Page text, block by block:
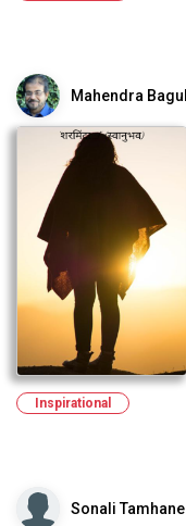
Mahendra Bagul
Inspirational
Sonali Tamhane